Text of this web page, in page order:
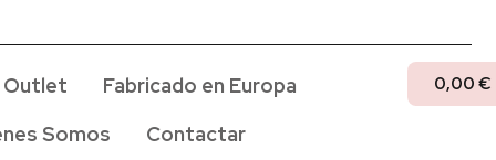
Outlet
Fabricado en Europa
Somos Contactar
0,00 €